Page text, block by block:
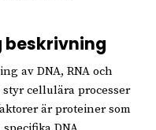
beskrivning
av DNA, RNA och
cellulära processer
är proteiner som